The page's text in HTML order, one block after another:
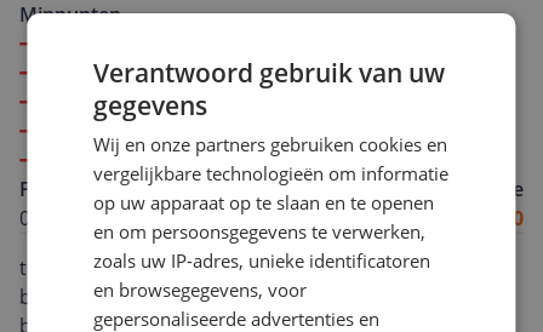
Minpunten
Snel stuk
Zeer slechte klantenservice
Zeer slechte kwaliteit
Peter B.
02-04-2020
Algemene score
1.0
tijdens het gebruik (4de keer) brak een stuk van de
binnenkant van het deksel af maar aangezien ik geen
bon meer heb (kado) komt de klantenservice niet met
Verantwoord gebruik van uw
gegevens
Wij en onze partners gebruiken cookies en
vergelijkbare technologieën om informatie
op uw apparaat op te slaan en te openen
en om persoonsgegevens te verwerken,
zoals uw IP-adres, unieke identificatoren
en browsegegevens, voor
gepersonaliseerde advertenties en